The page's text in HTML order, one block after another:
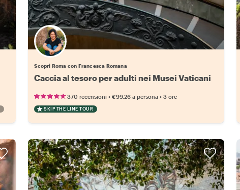
Scopri Roma con Francesca Romana
Caccia al tesoro per adulti nei Musei Vaticani
370 recensioni •€99.26 a persona •3 ore
SKIP THE LINE TOUR